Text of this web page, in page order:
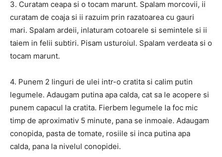
3. Curatam ceapa si o tocam marunt. Spalam morcovii, ii
curatam de coaja si ii razuim prin razatoarea cu gauri
mari. Spalam ardeii, inlaturam cotoarele si semintele si ii
taiem in felii subtiri. Pisam usturoiul. Spalam verdeata si o
tocam marunt.
4. Punem 2 linguri de ulei intr-o cratita si calim putin
legumele. Adaugam putina apa calda, cat sa le acopere si
punem capacul la cratita. Fierbem legumele la foc mic
timp de aproximativ 5 minute, pana se inmoaie. Adaugam
conopida, pasta de tomate, rosiile si inca putina apa
calda, pana la nivelul conopidei.